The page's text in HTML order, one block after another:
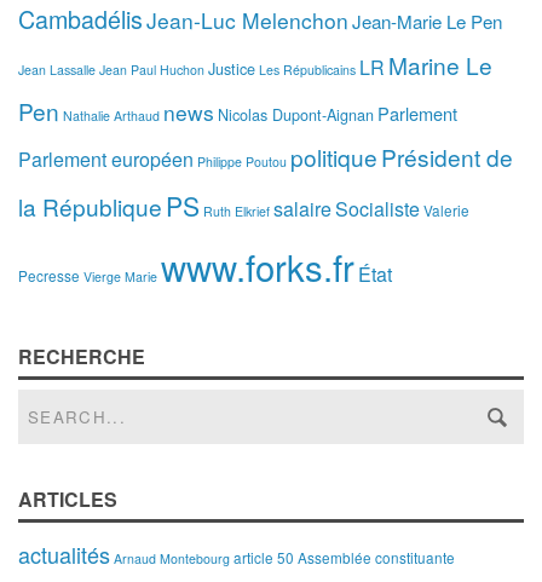
CambadélisJean-Luc MelenchonJean-Marie Le Pen
Jean Lassalle Jean Paul Huchon Justice Les Républicains LR Marine Le
Pen Nathalie Arthaud news Nicolas Dupont-Aignan Parlement
Parlement européen Philippe Poutou politiquePrésident de
la République PS Ruth Elkrief salaireSocialisteValerie
Pecresse Vierge Marie www.forks.frÉtat
RECHERCHE
ARTICLES
actualités Arnaud Montebourg article 50 Assemblée constituante